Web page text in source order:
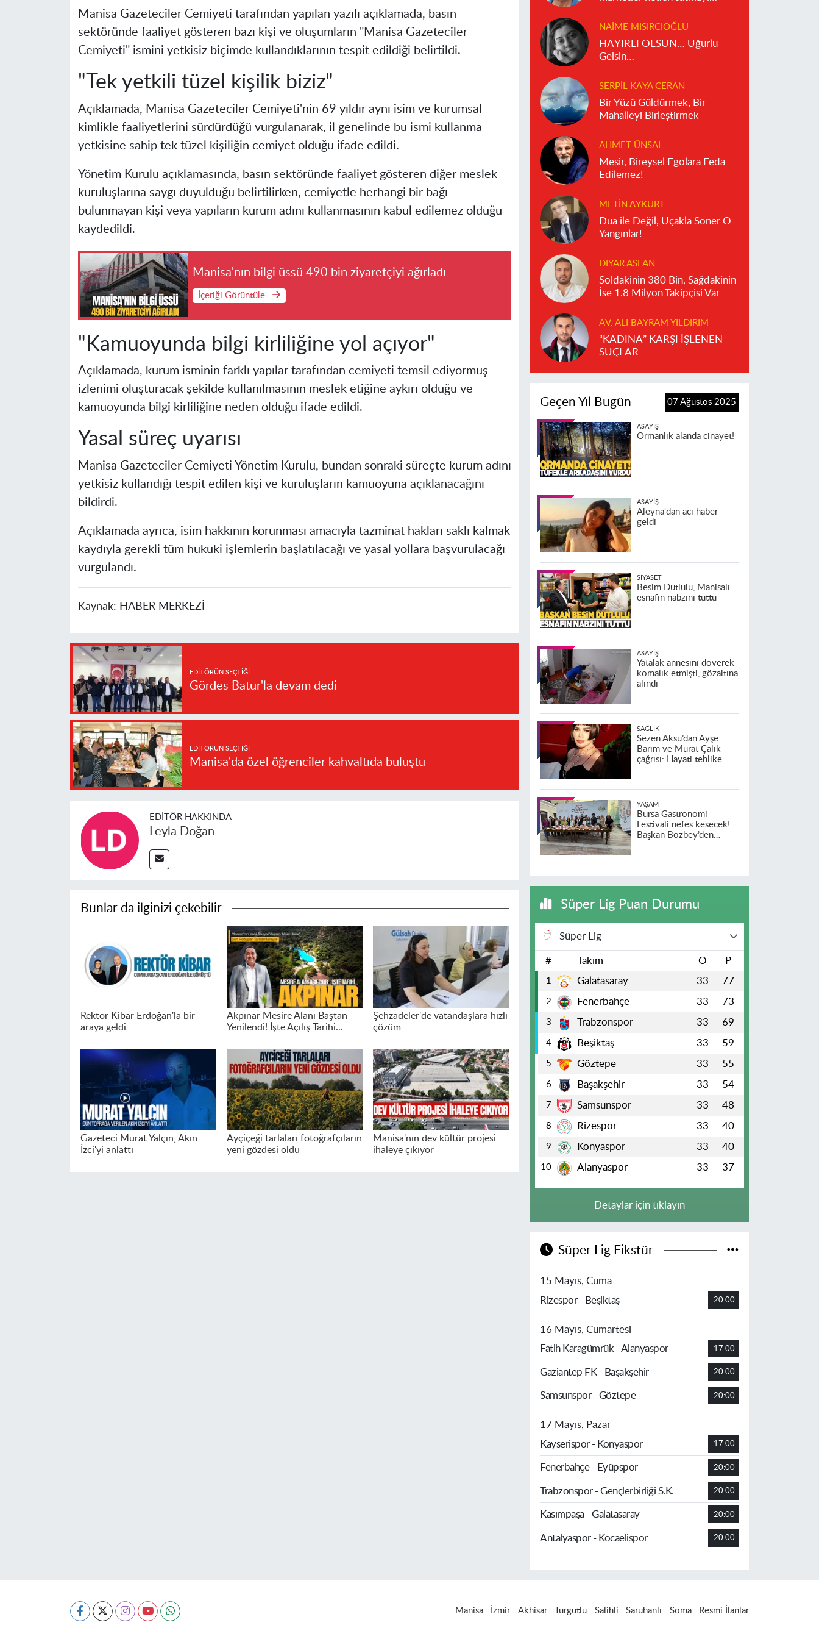
Manisa Gazeteciler Cemiyeti tarafından yapılan yazılı açıklamada, basın
sektöründe faaliyet gösteren bazı kişi ve oluşumların "Manisa Gazeteciler
Cemiyeti" ismini yetkisiz biçimde kullandıklarının tespit edildiği belirtildi.
"Tek yetkili tüzel kişilik biziz"
Açıklamada, Manisa Gazeteciler Cemiyeti'nin 69 yıldır aynı isim ve kurumsal
kimlikle faaliyetlerini sürdürdüğü vurgulanarak, il genelinde bu ismi kullanma
yetkisine sahip tek tüzel kişiliğin cemiyet olduğu ifade edildi.
Yönetim Kurulu açıklamasında, basın sektöründe faaliyet gösteren diğer meslek
kuruluşlarına saygı duyulduğu belirtilirken, cemiyetle herhangi bir bağı
bulunmayan kişi veya yapıların kurum adını kullanmasının kabul edilemez olduğu
kaydedildi.
Manisa'nın bilgi üssü 490 bin ziyaretçiyi ağırladı
İçeriği Görüntüle
"Kamuoyunda bilgi kirliliğine yol açıyor"
Açıklamada, kurum isminin farklı yapılar tarafından cemiyeti temsil ediyormuş
izlenimi oluşturacak şekilde kullanılmasının meslek etiğine aykırı olduğu ve
kamuoyunda bilgi kirliliğine neden olduğu ifade edildi.
Yasal süreç uyarısı
Manisa Gazeteciler Cemiyeti Yönetim Kurulu, bundan sonraki süreçte kurum adını
yetkisiz kullandığı tespit edilen kişi ve kuruluşların kamuoyuna açıklanacağını
bildirdi.
Açıklamada ayrıca, isim hakkının korunması amacıyla tazminat hakları saklı kalmak
kaydıyla gerekli tüm hukuki işlemlerin başlatılacağı ve yasal yollara başvurulacağı
vurgulandı.
Kaynak: HABER MERKEZİ
EDITÖRÜN SEÇTIĞI
Gördes Batur'la devam dedi
EDITÖRÜN SEÇTIĞI
Manisa'da özel öğrenciler kahvaltıda buluştu
EDITÖR HAKKINDA
Leyla Doğan
Bunlar da ilginizi çekebilir
Rektör Kibar Erdoğan'la bir
araya geldi
Akpınar Mesire Alanı Baştan
Yenilendi! İşte Açılış Tarihi...
Şehzadeler'de vatandaşlara hızlı
çözüm
Gazeteci Murat Yalçın, Akın
İzci'yi anlattı
Ayçiçeği tarlaları fotoğrafçıların
yeni gözdesi oldu
Manisa'nın dev kültür projesi
ihaleye çıkıyor
NAIME MISIRCIOĞLU
HAYIRLI OLSUN… Uğurlu
Gelsin…
SERPIL KAYA CERAN
Bir Yüzü Güldürmek, Bir
Mahalleyi Birleştirmek
AHMET ÜNSAL
Mesir, Bireysel Egolara Feda
Edilemez!
METIN AYKURT
Dua ile Değil, Uçakla Söner O
Yangınlar!
DIYAR ASLAN
Soldakinin 380 Bin, Sağdakinin
İse 1.8 Milyon Takipçisi Var
AV. ALI BAYRAM YILDIRIM
“KADINA” KARŞI İŞLENEN
SUÇLAR
Geçen Yıl Bugün 07 Ağustos 2025
ASAYIŞ
Ormanlık alanda cinayet!
ASAYIŞ
Aleyna'dan acı haber
geldi
SIYASET
Besim Dutlulu, Manisalı
esnafın nabzını tuttu
ASAYIŞ
Yatalak annesini döverek
komalık etmişti, gözaltına
alındı
SAĞLIK
Sezen Aksu’dan Ayşe
Barım ve Murat Çalık
çağrısı: Hayati tehlike
YAŞAM
Bursa Gastronomi
Festivali nefes kesecek!
Başkan Bozbey’den
Süper Lig Puan Durumu
Süper Lig
# Takım O P
1 Galatasaray 33 77
2 Fenerbahçe 33 73
3 Trabzonspor 33 69
4 Beşiktaş 33 59
5 Göztepe 33 55
6 Başakşehir 33 54
7 Samsunspor 33 48
8 Rizespor 33 40
9 Konyaspor 33 40
10 Alanyaspor 33 37
Detaylar için tıklayın
Süper Lig Fikstür
15 Mayıs, Cuma
Rizespor - Beşiktaş
20:00
16 Mayıs, Cumartesi
Fatih Karagümrük - Alanyaspor
17:00
Gaziantep FK - Başakşehir 20:00
Samsunspor - Göztepe 20:00
17 Mayıs, Pazar
Kayserispor - Konyaspor
17:00
Fenerbahçe - Eyüpspor 20:00
Trabzonspor - Gençlerbirliği S.K. 20:00
Kasımpaşa - Galatasaray 20:00
Antalyaspor - Kocaelispor 20:00
Manisa İzmir Akhisar Turgutlu Salihli Saruhanlı Soma Resmi İlanlar